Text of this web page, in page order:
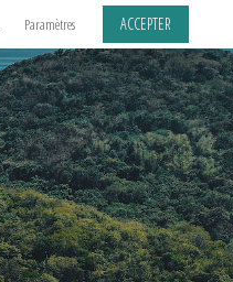
Paramètres ACCEPTER